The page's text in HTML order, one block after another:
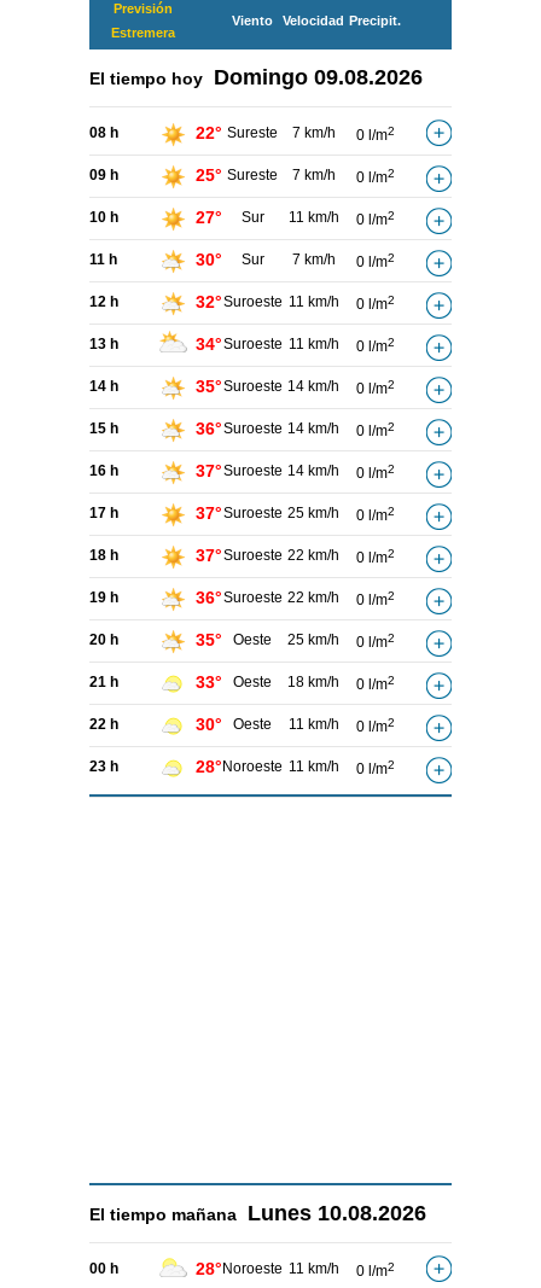
Previsión
Estremera
Viento Velocidad Precipit.
El tiempo hoy Domingo 09.08.2026
08 h 22° Sureste 7 km/h 0 l/m2
09 h 25° Sureste 7 km/h 0 l/m2
10 h 27° Sur 11 km/h 0 l/m2
11 h 30° Sur 7 km/h 0 l/m2
12 h 32°Suroeste 11 km/h 0 l/m2
13 h 34°Suroeste 11 km/h 0 l/m2
14 h 35°Suroeste 14 km/h 0 l/m2
15 h 36°Suroeste 14 km/h 0 l/m2
16 h 37°Suroeste 14 km/h 0 l/m2
17 h 37°Suroeste 25 km/h 0 l/m2
18 h 37°Suroeste 22 km/h 0 l/m2
19 h 36°Suroeste 22 km/h 0 l/m2
20 h 35° Oeste 25 km/h 0 l/m2
21 h 33° Oeste 18 km/h 0 l/m2
22 h 30° Oeste 11 km/h 0 l/m2
23 h 28° Noroeste 11 km/h 0 l/m2
El tiempo mañana Lunes 10.08.2026
00 h 28° Noroeste 11 km/h 0 l/m2